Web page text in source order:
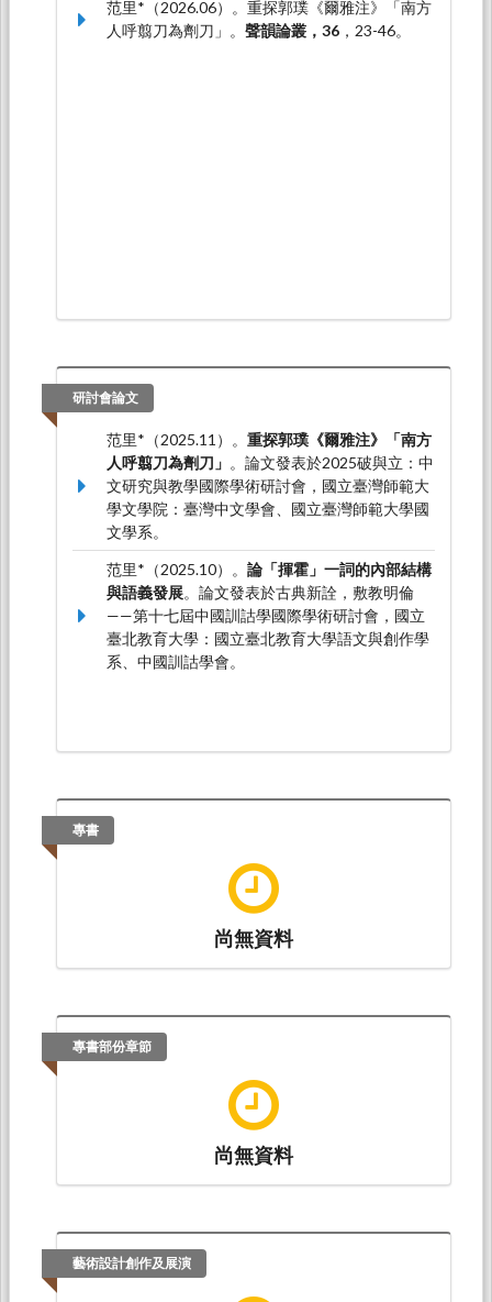
范里*（2026.06）。重探郭璞《爾雅注》「南方
人呼翦刀為劑刀」。 聲韻論叢，36 ，23-46。
研討會論文
范里*（2025.11）。 重探郭璞《爾雅注》「南方
人呼翦刀為劑刀」 。論文發表於2025破與立：中
文研究與教學國際學術研討會，國立臺灣師範大
學文學院：臺灣中文學會、國立臺灣師範大學國
文學系。
范里*（2025.10）。 論「揮霍」一詞的內部結構
與語義發展。論文發表於古典新詮，敷教明倫
——第十七屆中國訓詁學國際學術研討會，國立
臺北教育大學：國立臺北教育大學語文與創作學
系、中國訓詁學會。
專書
尚無資料
專書部份章節
尚無資料
藝術設計創作及展演